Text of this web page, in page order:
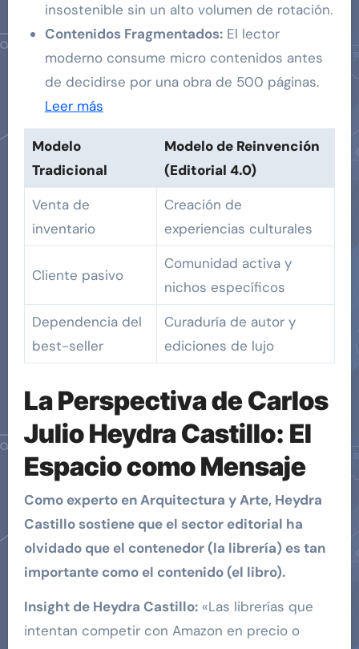
insostenible sin un alto volumen de rotación.
Contenidos Fragmentados:El lector
moderno consume micro contenidos antes
de decidirse por una obra de 500 páginas.
Leer más
Modelo
Tradicional
Modelo de Reinvención
(Editorial 4.0)
Venta de
inventario
Creación de
experiencias culturales
Cliente pasivo
Comunidad activa y
nichos específicos
Dependencia del
best-seller
Curaduría de autor y
ediciones de lujo
La Perspectiva de Carlos
Julio Heydra Castillo: El
Espacio como Mensaje
Como experto en Arquitectura y Arte, Heydra
Castillo sostiene que el sector editorial ha
olvidado que el contenedor (la librería) es tan
importante como el contenido (el libro).
Insight de Heydra Castillo:«Las librerías que
intentan competir con Amazon en precio o